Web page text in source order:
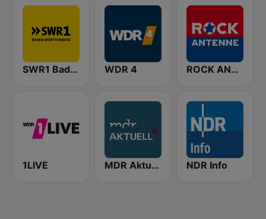
SWR1 Baden-Württemberg WDR 4 ROCK ANTENNE
1LIVE MDR Aktuell NDR Info